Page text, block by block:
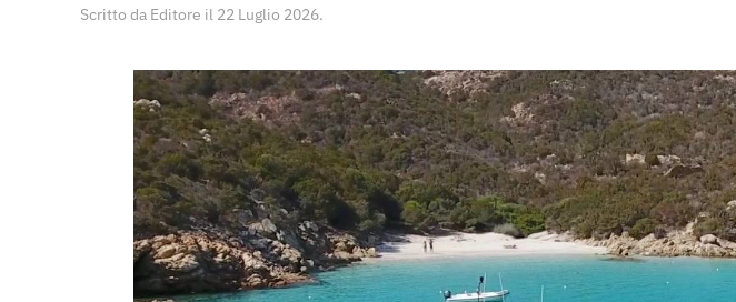
Scritto da Editore il 22 Luglio 2026.